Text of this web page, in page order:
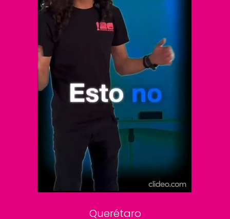
El Universal
Vive USA
Clase
De 10 sports
DeDinero
Confabulario
Aviso Oportuno
Consultas
Querétaro